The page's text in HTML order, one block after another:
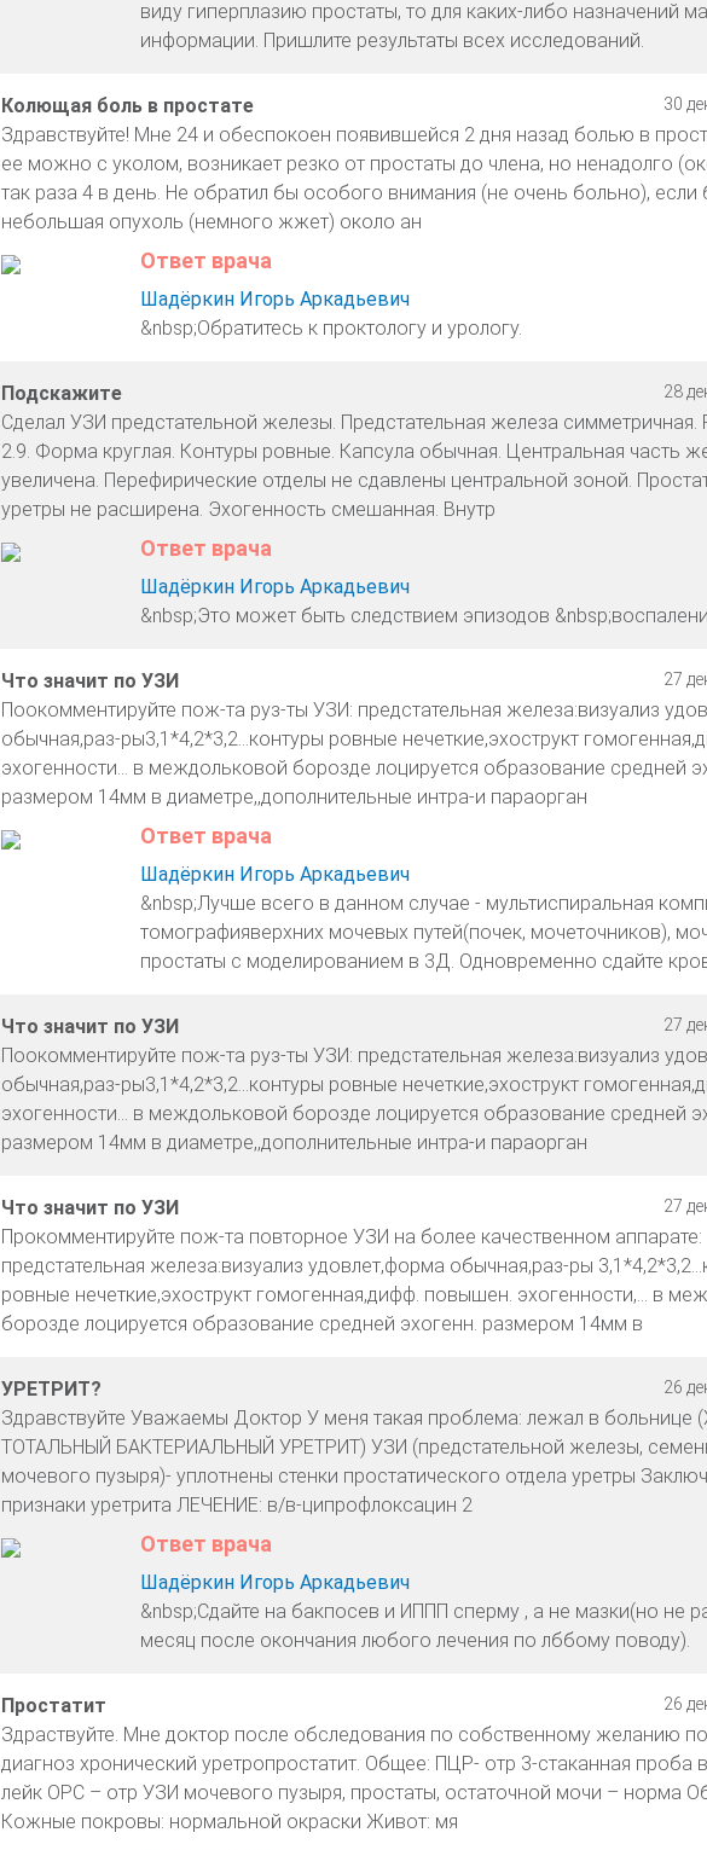
виду гиперплазию простаты, то для каких-либо назначений
информации. Пришлите результаты всех исследований.
30
Колющая боль в простате
Здравствуйте! Мне 24 и обеспокоен появившейся 2 дня назад болью в
ее можно с уколом, возникает резко от простаты до члена, но ненадолго
так раза 4 в день. Не обратил бы особого внимания (не очень больно), если
небольшая опухоль (немного жжет) около ан
Ответ врача
Шадёркин Игорь Аркадьевич
&nbsp;Обратитесь к проктологу и урологу.
28
Подскажите
Сделал УЗИ предстательной железы. Предстательная железа симметричная.
2.9. Форма круглая. Контуры ровные. Капсула обычная. Центральная часть
увеличена. Перефирические отделы не сдавлены центральной зоной.
уретры не расширена. Эхогенность смешанная. Внутр
Ответ врача
Шадёркин Игорь Аркадьевич
&nbsp;Это может быть следствием эпизодов
27
Что значит по УЗИ
Поокомментируйте пож-та руз-ты УЗИ: предстательная железа:визуализ
обычная,раз-ры3,1*4,2*3,2...контуры ровные нечеткие,эхострукт
эхогенности... в междольковой борозде лоцируется образование средней
размером 14мм в диаметре,,дополнительные интра-и параорган
Ответ врача
Шадёркин Игорь Аркадьевич
&nbsp;Лучше всего в данном случае - мультиспиральная
томографияверхних мочевых путей(почек, мочеточников),
простаты с моделированием в 3Д. Одновременно сдайте
27
Что значит по УЗИ
Поокомментируйте пож-та руз-ты УЗИ: предстательная железа:визуализ
обычная,раз-ры3,1*4,2*3,2...контуры ровные нечеткие,эхострукт
эхогенности... в междольковой борозде лоцируется образование средней
размером 14мм в диаметре,,дополнительные интра-и параорган
27
Что значит по УЗИ
Прокомментируйте пож-та повторное УЗИ на более качественном аппарате:
предстательная железа:визуализ удовлет,форма обычная,раз-ры
ровные нечеткие,эхострукт гомогенная,дифф. повышен. эхогенности,... в
борозде лоцируется образование средней эхогенн. размером 14мм в
26
УРЕТРИТ?
Здравствуйте Уважаемы Доктор У меня такая проблема: лежал в
ТОТАЛЬНЫЙ БАКТЕРИАЛЬНЫЙ УРЕТРИТ) УЗИ (предстательной железы,
мочевого пузыря)- уплотнены стенки простатического отдела уретры
признаки уретрита ЛЕЧЕНИЕ: в/в-ципрофлоксацин 2
Ответ врача
Шадёркин Игорь Аркадьевич
&nbsp;Сдайте на бакпосев и ИППП сперму , а не мазки(но не
месяц после окончания любого лечения по лббому поводу).
26
Простатит
Здраствуйте. Мне доктор после обследования по собственному желанию
диагноз хронический уретропростатит. Общее: ПЦР- отр 3-стаканная проба
лейк ОРС – отр УЗИ мочевого пузыря, простаты, остаточной мочи – норма
Кожные покровы: нормальной окраски Живот: мя